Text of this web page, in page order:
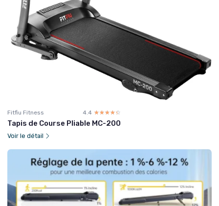
Fitfiu Fitness 4.4 ☆☆☆☆☆
★★★★★
Tapis de Course Pliable MC-200
Voir le détail